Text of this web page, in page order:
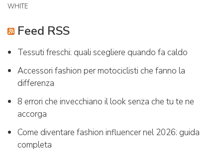
WHITE
Feed RSS
Tessuti freschi: quali scegliere quando fa caldo
Accessori fashion per motociclisti che fanno la
differenza
8 errori che invecchiano il look senza che tu te ne
accorga
Come diventare fashion influencer nel 2026: guida
completa